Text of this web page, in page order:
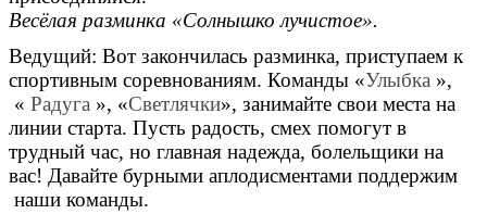
Весёлая разминка «Солнышко лучистое».
Ведущий: Вот закончилась разминка, приступаем к
спортивным соревнованиям. Команды «Улыбка »,
« Радуга », «Светлячки», занимайте свои места на
линии старта. Пусть радость, смех помогут в
трудный час, но главная надежда, болельщики на
вас! Давайте бурными аплодисментами поддержим
наши команды.